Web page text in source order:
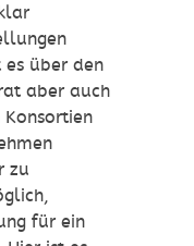
es über den
aber auch
zu
für ein